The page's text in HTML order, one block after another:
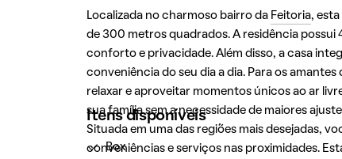
Localizada no charmoso bairro da Feitoria,
de 300 metros quadrados. A residência
conforto e privacidade. Além disso, a casa
conveniência do seu dia a dia. Para os
relaxar e aproveitar momentos únicos ao ar
sua família sem a necessidade de maiores
Situada em uma das regiões mais desejadas,
conveniências e serviços nas proximidades.
Itens disponíveis
Box